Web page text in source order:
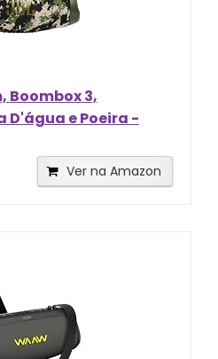
Boombox 3,
D'água e Poeira -
Ver na Amazon